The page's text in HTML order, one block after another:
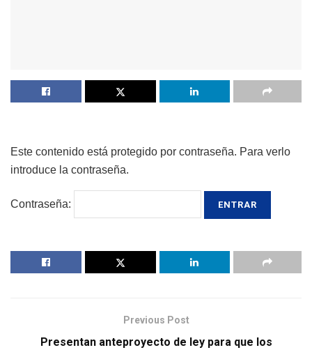
Este contenido está protegido por contraseña. Para verlo
introduce la contraseña.
Contraseña:
Previous Post
Presentan anteproyecto de ley para que los